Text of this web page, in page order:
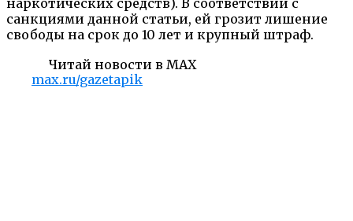
санкциями данной статьи, ей грозит лишение
свободы на срок до 10 лет и крупный штраф.
Читай новости в MAX
max.ru/gazetapik